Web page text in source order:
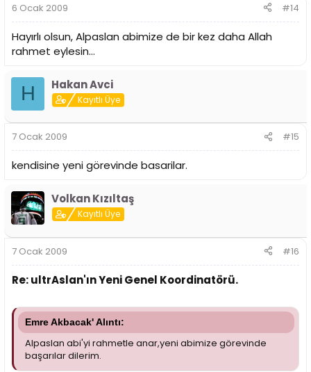
6 Ocak 2009 #14
Hayırlı olsun, Alpaslan abimize de bir kez daha Allah
rahmet eylesin...
H Hakan Avci
Kayıtlı Üye
7 Ocak 2009 #15
kendisine yeni görevinde basarilar.
Volkan Kızıltaş
Kayıtlı Üye
7 Ocak 2009 #16
Re: ultrAslan'ın Yeni Genel Koordinatörü.
Emre Akbacak' Alıntı:
Alpaslan abi'yi rahmetle anar,yeni abimize görevinde
başarılar dilerim.